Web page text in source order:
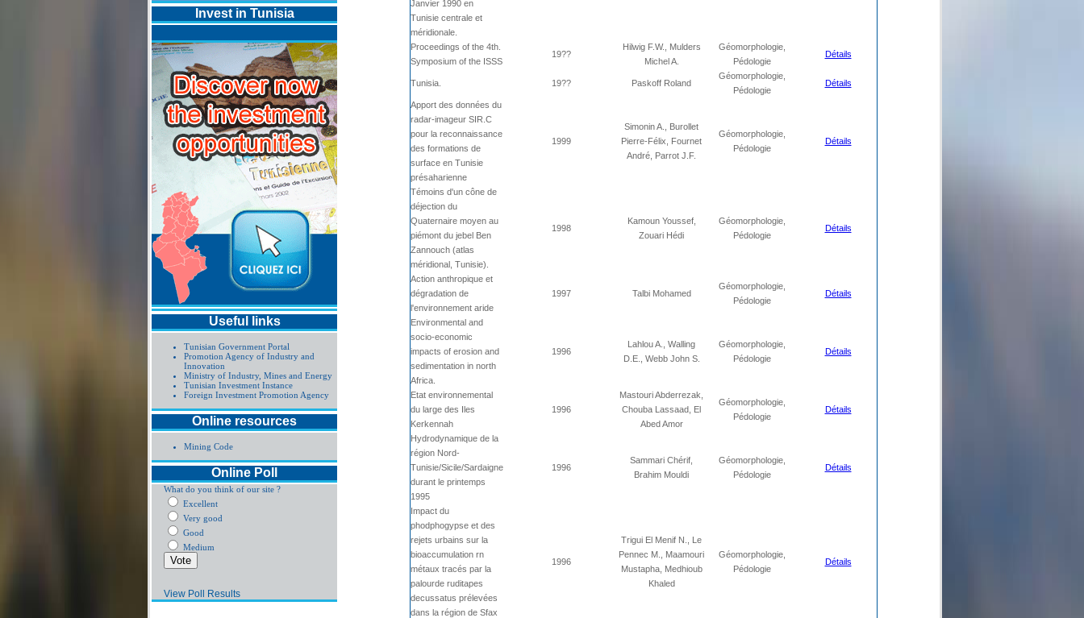
Invest in Tunisia
Useful links
Tunisian Government Portal
Promotion Agency of Industry and
Innovation
Ministry of Industry, Mines and Energy
Tunisian Investment Instance
Foreign Investment Promotion Agency
Online resources
Mining Code
Online Poll
What do you think of our site ?
Excellent
Very good
Good
Medium
View Poll Results
Janvier 1990 en
Tunisie centrale et
méridionale.
Proceedings of the 4th.
Symposium of the ISSS
19??
Hilwig F.W., Mulders
Michel A.
Géomorphologie,
Pédologie
Détails
Tunisia. 19?? Paskoff Roland
Géomorphologie,
Pédologie
Détails
Apport des données du
radar-imageur SIR.C
pour la reconnaissance
des formations de
surface en Tunisie
présaharienne
1999
Simonin A., Burollet
Pierre-Félix, Fournet
André, Parrot J.F.
Géomorphologie,
Pédologie
Détails
Témoins d'un cône de
déjection du
Quaternaire moyen au
piémont du jebel Ben
Zannouch (atlas
méridional, Tunisie).
1998
Kamoun Youssef,
Zouari Hédi
Géomorphologie,
Pédologie
Détails
Action anthropique et
dégradation de
l'environnement aride
1997 Talbi Mohamed
Géomorphologie,
Pédologie
Détails
Environmental and
socio-economic
impacts of erosion and
sedimentation in north
Africa.
1996
Lahlou A., Walling
D.E., Webb John S.
Géomorphologie,
Pédologie
Détails
Etat environnemental
du large des Iles
Kerkennah
1996
Mastouri Abderrezak,
Chouba Lassaad, El
Abed Amor
Géomorphologie,
Pédologie
Détails
Hydrodynamique de la
région Nord-
Tunisie/Sicile/Sardaigne
durant le printemps
1995
1996
Sammari Chérif,
Brahim Mouldi
Géomorphologie,
Pédologie
Détails
Impact du
phodphogypse et des
rejets urbains sur la
bioaccumulation rn
métaux tracés par la
palourde ruditapes
decussatus prélevées
dans la région de Sfax
1996
Trigui El Menif N., Le
Pennec M., Maamouri
Mustapha, Medhioub
Khaled
Géomorphologie,
Pédologie
Détails